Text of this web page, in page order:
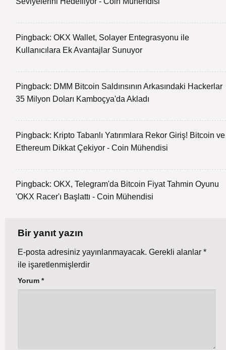
Pingback: OKX Wallet, Solayer Entegrasyonu ile
Kullanıcılara Ek Avantajlar Sunuyor
Pingback: DMM Bitcoin Saldırısının Arkasındaki Hackerlar
35 Milyon Doları Kamboçya'da Akladı
Pingback: Kripto Tabanlı Yatırımlara Rekor Giriş! Bitcoin ve
Ethereum Dikkat Çekiyor - Coin Mühendisi
Pingback: OKX, Telegram'da Bitcoin Fiyat Tahmin Oyunu
'OKX Racer'ı Başlattı - Coin Mühendisi
Bir yanıt yazın
E-posta adresiniz yayınlanmayacak. Gerekli alanlar *
ile işaretlenmişlerdir
Yorum *